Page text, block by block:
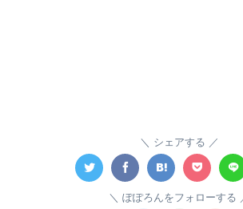
シェアする
ぽぽろんをフォローする